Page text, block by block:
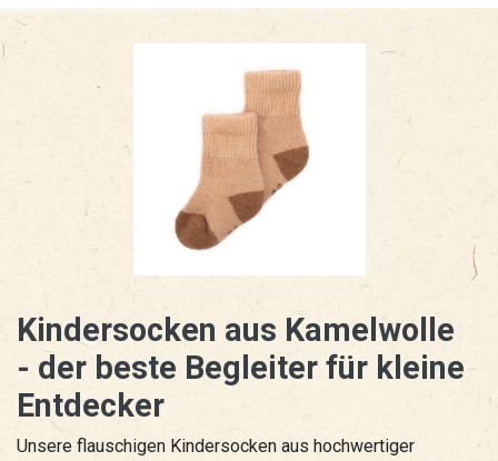
Kindersocken aus Kamelwolle
- der beste Begleiter für kleine
Entdecker
Unsere flauschigen Kindersocken aus hochwertiger